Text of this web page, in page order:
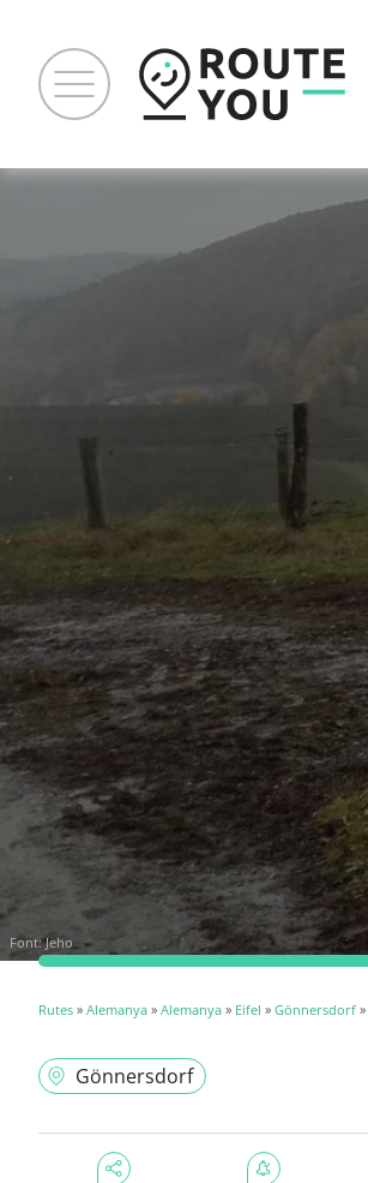
Font:Jeho
Rutes » Alemanya » Alemanya » Eifel » Gönnersdorf »
Gönnersdorf